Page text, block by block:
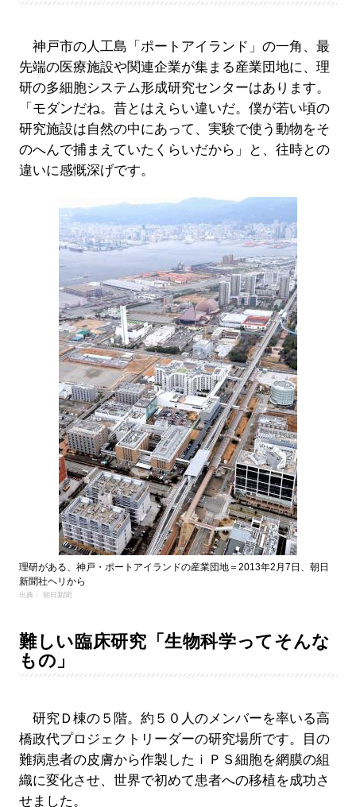
神戸市の人工島「ポートアイランド」の一角、最
先端の医療施設や関連企業が集まる産業団地に、理
研の多細胞システム形成研究センターはあります。
「モダンだね。昔とはえらい違いだ。僕が若い頃の
研究施設は自然の中にあって、実験で使う動物をそ
のへんで捕まえていたくらいだから」と、往時との
違いに感慨深げです。
理研がある、神戸・ポートアイランドの産業団地＝2013年2月7日、朝日
新聞社ヘリから
出典： 朝日新聞
難しい臨床研究「生物科学ってそんな
もの」
研究Ｄ棟の５階。約５０人のメンバーを率いる高
橋政代プロジェクトリーダーの研究場所です。目の
難病患者の皮膚から作製したｉＰＳ細胞を網膜の組
織に変化させ、世界で初めて患者への移植を成功さ
せました。